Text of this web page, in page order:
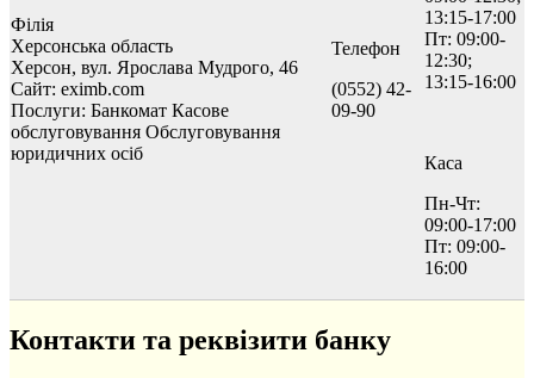
Філія
Херсонська область
Херсон, вул. Ярослава Мудрого, 46
Сайт: eximb.com
Послуги: Банкомат Касове
обслуговування Обслуговування
юридичних осіб
Телефон
(0552) 42-
09-90
13:15-17:00
Пт: 09:00-
12:30;
13:15-16:00
Каса
Пн-Чт:
09:00-17:00
Пт: 09:00-
16:00
Контакти та реквізити банку